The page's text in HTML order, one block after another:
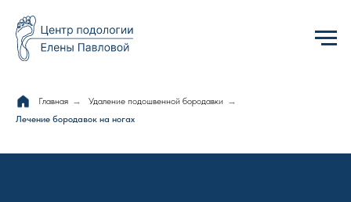
Главная → Удаление подошвенной бородавки →
Лечение бородавок на ногах